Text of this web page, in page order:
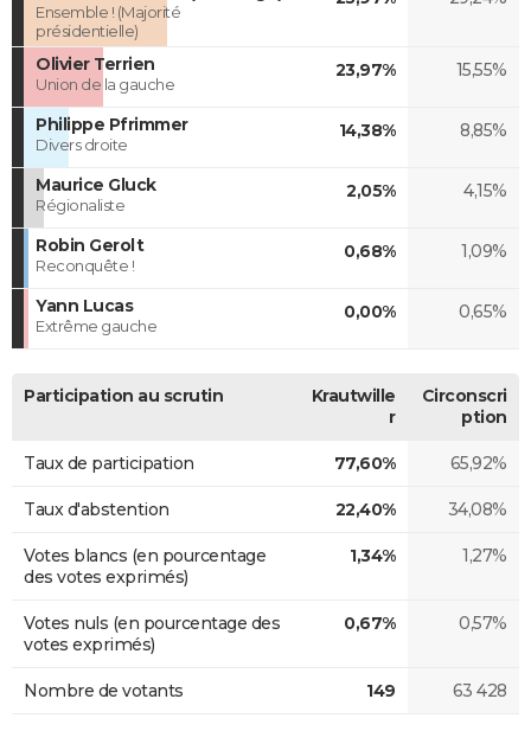
Ensemble ! (Majorité
présidentielle)
Olivier Terrien
Union de la gauche
23,97% 15,55%
Philippe Pfrimmer
Divers droite
14,38% 8,85%
Maurice Gluck
Régionaliste
2,05% 4,15%
Robin Gerolt
Reconquête !
0,68% 1,09%
Yann Lucas
Extrême gauche
0,00% 0,65%
Participation au scrutin
Krautwille
r
Circonscri
ption
Taux de participation 77,60% 65,92%
Taux d'abstention 22,40% 34,08%
Votes blancs (en pourcentage
des votes exprimés)
1,34% 1,27%
Votes nuls (en pourcentage des
votes exprimés)
0,67% 0,57%
Nombre de votants 149 63 428